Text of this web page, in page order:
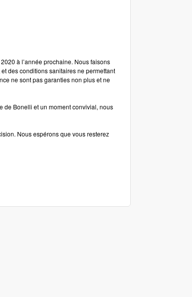
à l’année prochaine. Nous faisons
des conditions sanitaires ne permettant
ne sont pas garanties non plus et ne
de Bonelli et un moment convivial, nous
Nous espérons que vous resterez